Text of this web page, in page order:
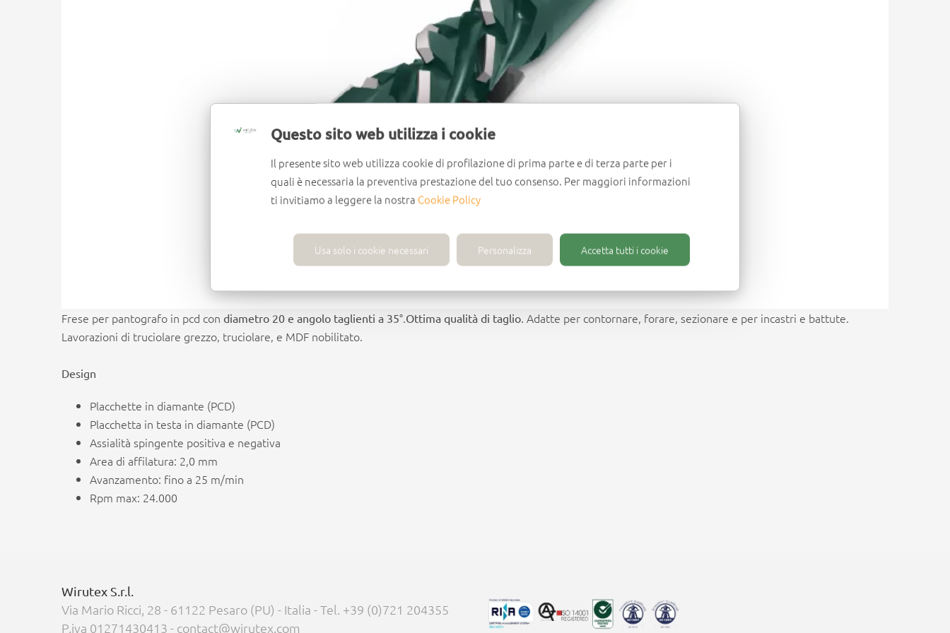
Questo sito web utilizza i cookie
Il presente sito web utilizza cookie di profilazione di prima parte e di terza parte per i
quali è necessaria la preventiva prestazione del tuo consenso. Per maggiori informazioni
ti invitiamo a leggere la nostra Cookie Policy
Usa solo i cookie necessari Personalizza Accetta tutti i cookie
Frese per pantografo in pcd con diametro 20 e angolo taglienti a 35°.Ottima qualità di taglio. Adatte per contornare, forare, sezionare e per incastri e battute.
Lavorazioni di truciolare grezzo, truciolare, e MDF nobilitato.
Design
Placchette in diamante (PCD)
Placchetta in testa in diamante (PCD)
Assialità spingente positiva e negativa
Area di affilatura: 2,0 mm
Avanzamento: fino a 25 m/min
Rpm max: 24.000
Wirutex S.r.l.
Via Mario Ricci, 28 - 61122 Pesaro (PU) - Italia - Tel. +39 (0)721 204355
P.iva 01271430413 - contact@wirutex.com